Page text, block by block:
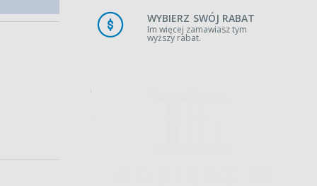
WYBIERZ SWÓJ RABAT
Im więcej zamawiasz tym
wyższy rabat.